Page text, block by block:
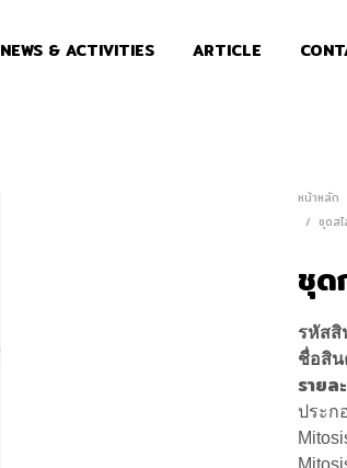
NEWS & ACTIVITIES ARTICLE
หน้าหลัก
/ ชุดส
ชุด
รหัสสิ
ชื่อสิน
รายล
ประก